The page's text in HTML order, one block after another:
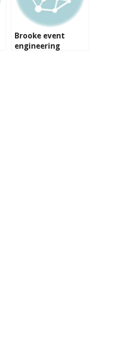
Brooke event
engineering